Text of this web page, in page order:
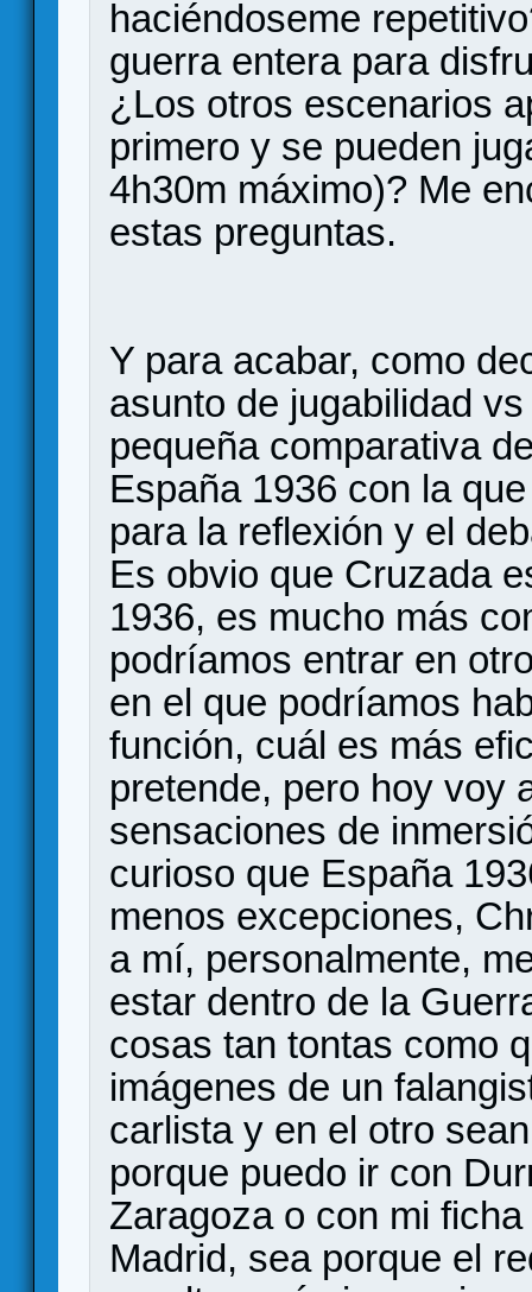
haciéndoseme
guerra entera para
¿Los otros escenarios
primero y se pueden
4h30m máximo)? Me
estas preguntas.
Y para acabar, como
asunto de jugabilidad
pequeña comparativa
España 1936 con la
para la reflexión y el
Es obvio que Cruzada
1936, es mucho más
podríamos entrar en
en el que podríamos
función, cuál es más
pretende, pero hoy voy
sensaciones de
curioso que España
menos excepciones,
a mí, personalmente,
estar dentro de la
cosas tan tontas como
imágenes de un
carlista y en el otro
porque puedo ir con
Zaragoza o con mi
Madrid, sea porque el